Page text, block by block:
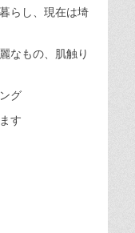
らし、現在は埼
なもの、肌触り
グ
す